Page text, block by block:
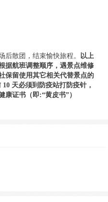
后散团，结束愉快旅程。 以上
据航班调整顺序，遇景点维修
保留使用其它相关代替景点的
天必须到防疫站打防疫针，
康证书（即:“黄皮书”）